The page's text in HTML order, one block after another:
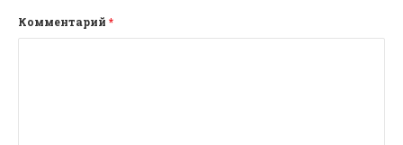
Слово Из Слова
Комментарий *